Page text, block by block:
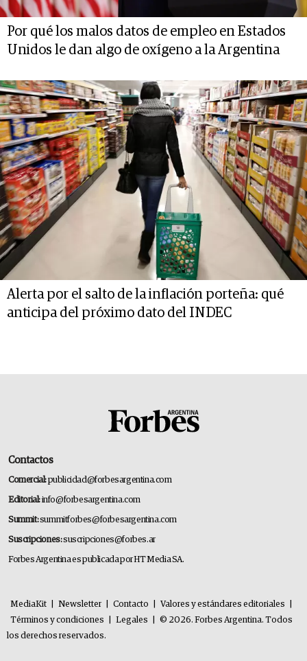
Por qué los malos datos de empleo en Estados
Unidos le dan algo de oxígeno a la Argentina
Alerta por el salto de la inflación porteña: qué
anticipa del próximo dato del INDEC
Contactos
Comercial:publicidad@forbesargentina.com
Editorial:info@forbesargentina.com
Summit:summitforbes@forbesargentina.com
Suscripciones:suscripciones@forbes.ar
Forbes Argentina es publicada por HT Media SA.
MediaKit Newsletter Contacto Valores y estándares editoriales
Términos y condiciones
Legales
© 2026. Forbes Argentina. Todos
los derechos reservados.